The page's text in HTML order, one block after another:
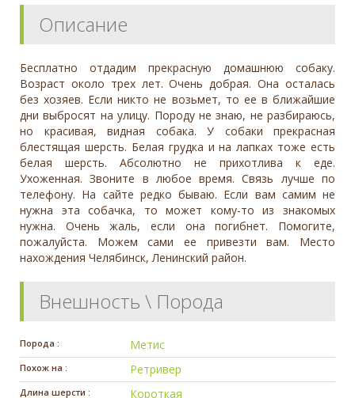
Описание
Бесплатно отдадим прекрасную домашнюю собаку.
Возраст около трех лет. Очень добрая. Она осталась
без хозяев. Если никто не возьмет, то ее в ближайшие
дни выбросят на улицу. Породу не знаю, не разбираюсь,
но красивая, видная собака. У собаки прекрасная
блестящая шерсть. Белая грудка и на лапках тоже есть
белая шерсть. Абсолютно не прихотлива к еде.
Ухоженная. Звоните в любое время. Связь лучше по
телефону. На сайте редко бываю. Если вам самим не
нужна эта собачка, то может кому-то из знакомых
нужна. Очень жаль, если она погибнет. Помогите,
пожалуйста. Можем сами ее привезти вам. Место
нахождения Челябинск, Ленинский район.
Внешность \ Порода
Порода : Метис
Похож на : Ретривер
Длина шерсти : Короткая